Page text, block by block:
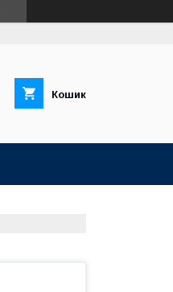
Кошик